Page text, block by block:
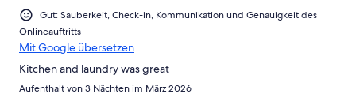
Gut: Sauberkeit, Check-in, Kommunikation und Genauigkeit des
Onlineauftritts
Mit Google übersetzen
Kitchen and laundry was great
Aufenthalt von 3 Nächten im März 2026